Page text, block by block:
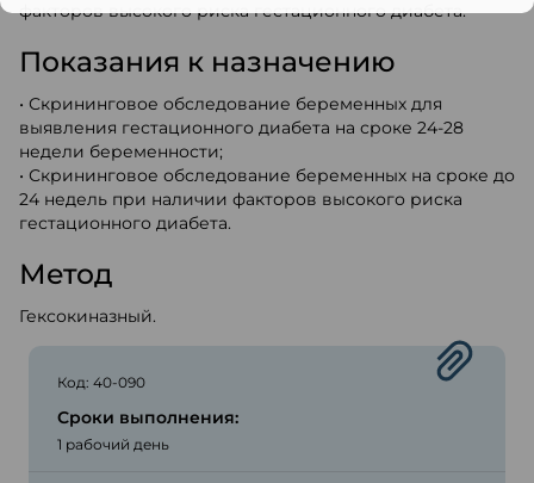
факторов высокого риска гестационного диабета.
Показания к назначению
• Скрининговое обследование беременных для
выявления гестационного диабета на сроке 24-28
недели беременности;
• Скрининговое обследование беременных на сроке до
24 недель при наличии факторов высокого риска
гестационного диабета.
Метод
Гексокиназный.
Код: 40-090
Сроки выполнения:
1 рабочий день